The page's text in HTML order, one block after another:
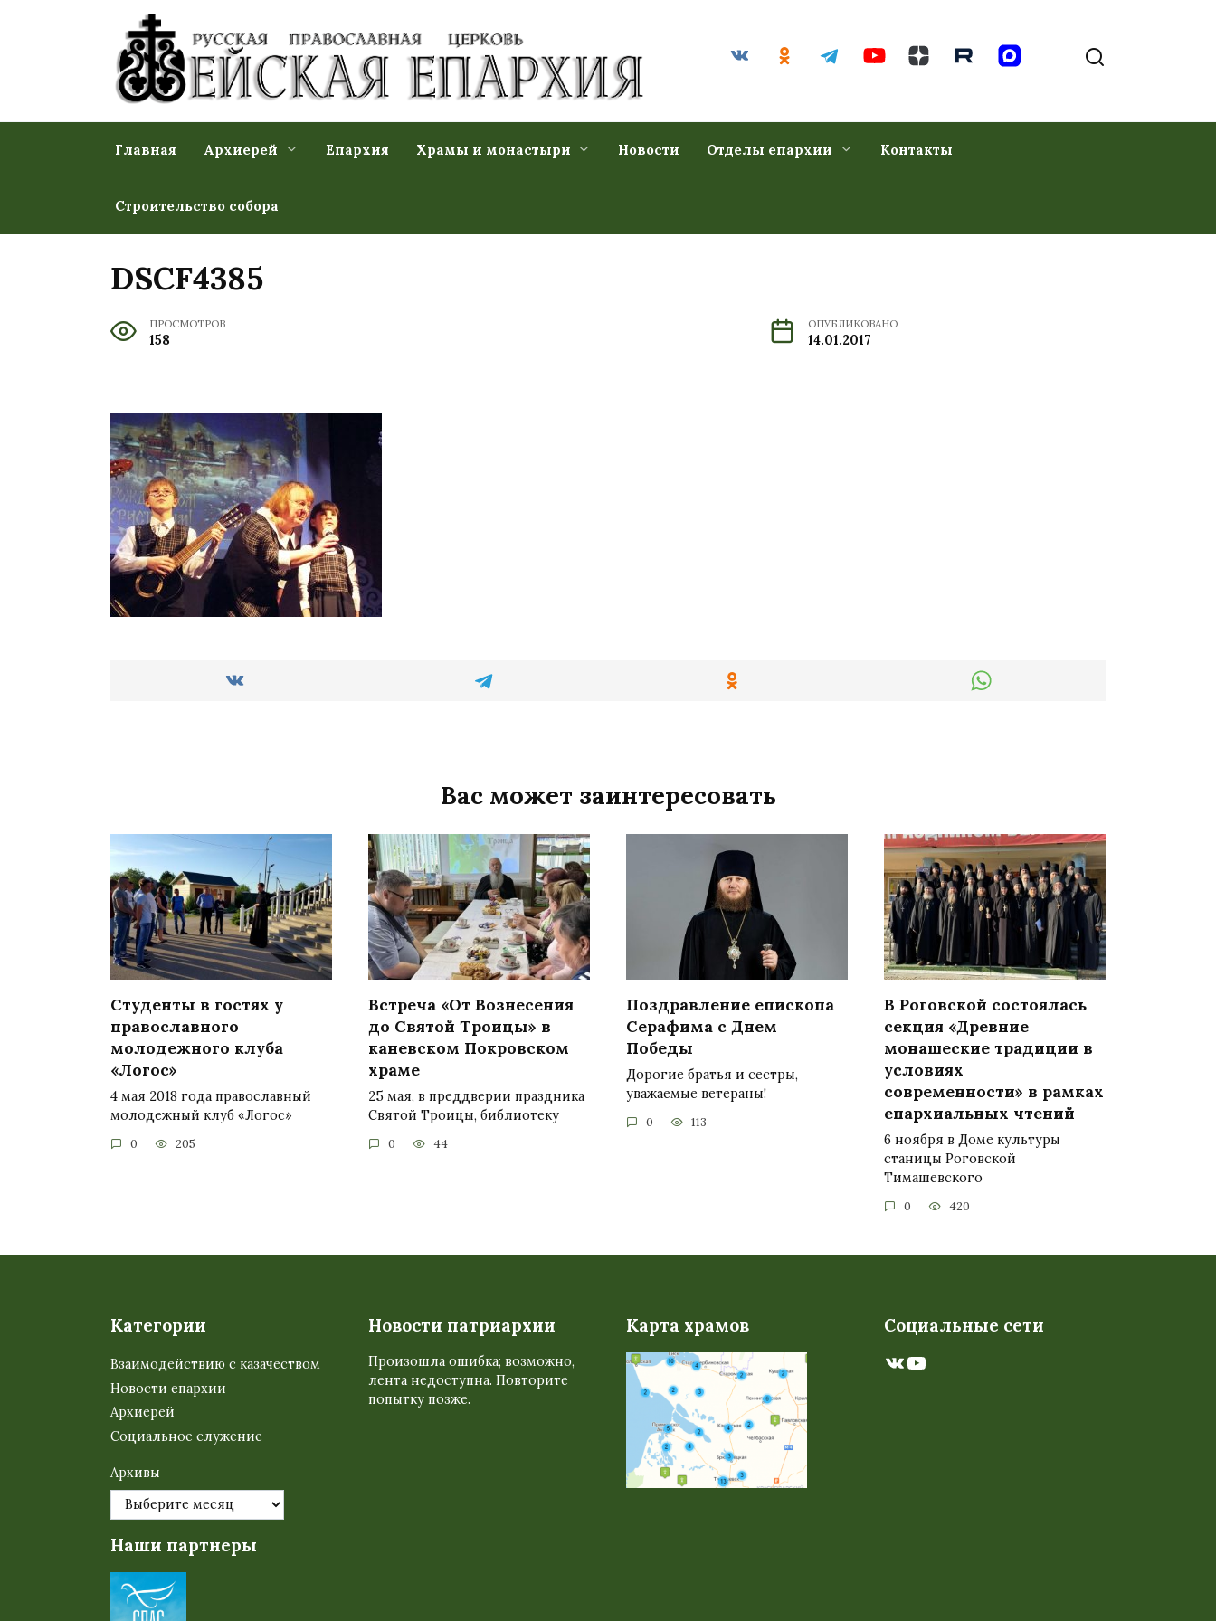
Главная Архиерей Епархия Храмы и монастыри Новости Отделы епархии Контакты
Строительство собора
DSCF4385
ПРОСМОТРОВ
158
ОПУБЛИКОВАНО
14.01.2017
Вас может заинтересовать
Студенты в гостях у
православного
молодежного клуба
«Логос»
4 мая 2018 года православный
молодежный клуб «Логос»
0 205
Встреча «От Вознесения
до Святой Троицы» в
каневском Покровском
храме
25 мая, в преддверии праздника
Святой Троицы, библиотеку
0 44
Поздравление епископа
Серафима с Днем
Победы
Дорогие братья и сестры,
уважаемые ветераны!
0 113
В Роговской состоялась
секция «Древние
монашеские традиции в
условиях
современности» в рамках
епархиальных чтений
6 ноября в Доме культуры
станицы Роговской
Тимашевского
0 420
Категории
Взаимодействию с казачеством
Новости епархии
Архиерей
Социальное служение
Архивы
Наши партнеры
Новости патриархии
Произошла ошибка; возможно,
лента недоступна. Повторите
попытку позже.
Карта храмов Социальные сети
ВКонтакте
YouTube